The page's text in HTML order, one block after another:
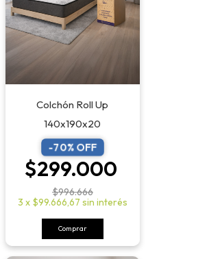
Colchón Roll Up
140x190x20
-70% OFF
$299.000
$996.666
3 x $99.666,67 sin interés
Comprar